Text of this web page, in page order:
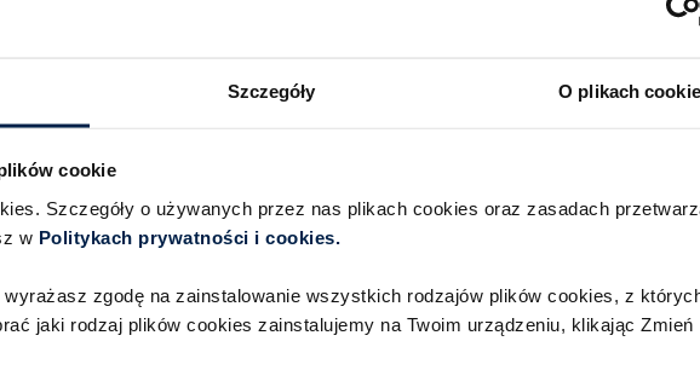
Szczegóły O plikach
cookie
Szczegóły o używanych przez nas plikach cookies oraz zasadach
w Politykach prywatności i cookies.​ ​
zgodę na zainstalowanie wszystkich rodzajów plików cookies,​ z
jaki rodzaj plików cookies zainstalujemy na Twoim urządzeniu,​ klikając Zmień
to deser
Wypiek jest intensywnie czekoladowy z lejącym
Podstawą jest czekolada gorzka – najlepiej o zawartości
jest też rodzaj tłuszczu – znacznie lepszym
nabiorą delikatnego posmaku kokosa.